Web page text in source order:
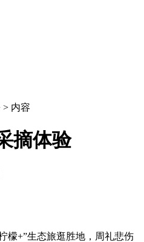
> 内容
摘体验
+”生态旅逛胜地，周礼悲伤